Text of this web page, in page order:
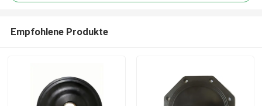
Empfohlene Produkte